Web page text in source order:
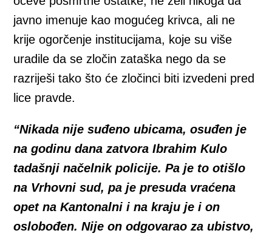
javno imenuje kao mogućeg krivca, ali ne
krije ogorčenje institucijama, koje su više
uradile da se zločin zataška nego da se
razriješi tako što će zločinci biti izvedeni pred
lice pravde.
“Nikada nije suđeno ubicama, osuđen je
na godinu dana zatvora Ibrahim Kulo
tadašnji načelnik policije. Pa je to otišlo
na Vrhovni sud, pa je presuda vraćena
opet na Kantonalni i na kraju je i on
oslobođen. Nije on odgovarao za ubistvo,